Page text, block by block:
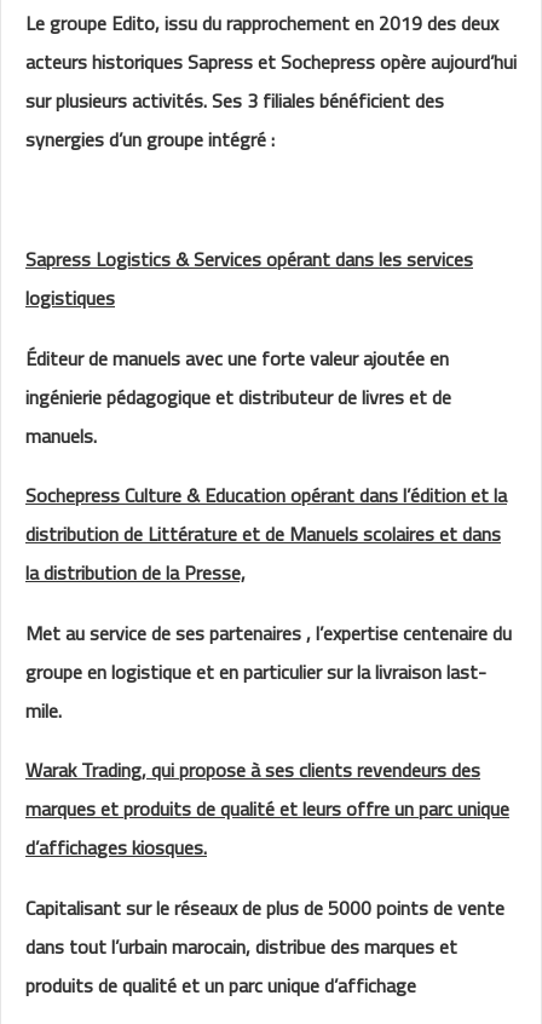
Le groupe Edito, issu du rapprochement en 2019 des deux
acteurs historiques Sapress et Sochepress opère aujourd’hui
sur plusieurs activités. Ses 3 filiales bénéficient des
synergies d’un groupe intégré :
Sapress Logistics & Services opérant dans les services
logistiques
Éditeur de manuels avec une forte valeur ajoutée en
ingénierie pédagogique et distributeur de livres et de
manuels.
Sochepress Culture & Education opérant dans l’édition et la
distribution de Littérature et de Manuels scolaires et dans
la distribution de la Presse,
Met au service de ses partenaires , l’expertise centenaire du
groupe en logistique et en particulier sur la livraison last-
mile.
Warak Trading, qui propose à ses clients revendeurs des
marques et produits de qualité et leurs offre un parc unique
d’affichages kiosques.
Capitalisant sur le réseaux de plus de 5000 points de vente
dans tout l’urbain marocain, distribue des marques et
produits de qualité et un parc unique d’affichage